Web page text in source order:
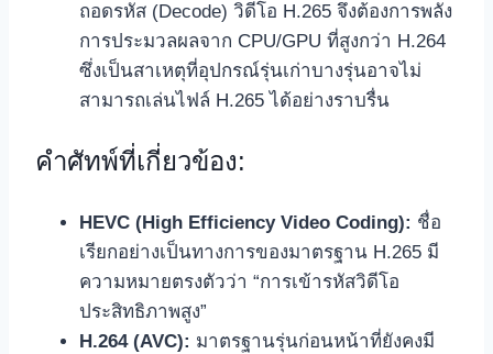
ถอดรหัส (Decode) วิดีโอ H.265 จึงต้องการพลัง
การประมวลผลจาก CPU/GPU ที่สูงกว่า H.264
ซึ่งเป็นสาเหตุที่อุปกรณ์รุ่นเก่าบางรุ่นอาจไม่
สามารถเล่นไฟล์ H.265 ได้อย่างราบรื่น
คำศัทพ์ที่เกี่ยวข้อง:
HEVC (High Efficiency Video Coding): ชื่อ
เรียกอย่างเป็นทางการของมาตรฐาน H.265 มี
ความหมายตรงตัวว่า “การเข้ารหัสวิดีโอ
ประสิทธิภาพสูง”
H.264 (AVC): มาตรฐานรุ่นก่อนหน้าที่ยังคงมี